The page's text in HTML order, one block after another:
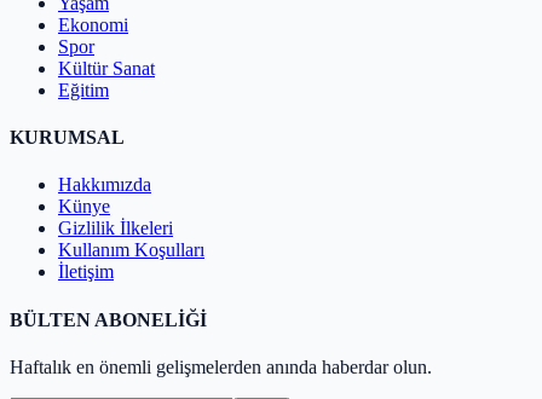
Ekonomi
Spor
Kültür Sanat
Eğitim
KURUMSAL
Hakkımızda
Künye
Gizlilik İlkeleri
Kullanım Koşulları
İletişim
BÜLTEN ABONELİĞİ
Haftalık en önemli gelişmelerden anında haberdar olun.